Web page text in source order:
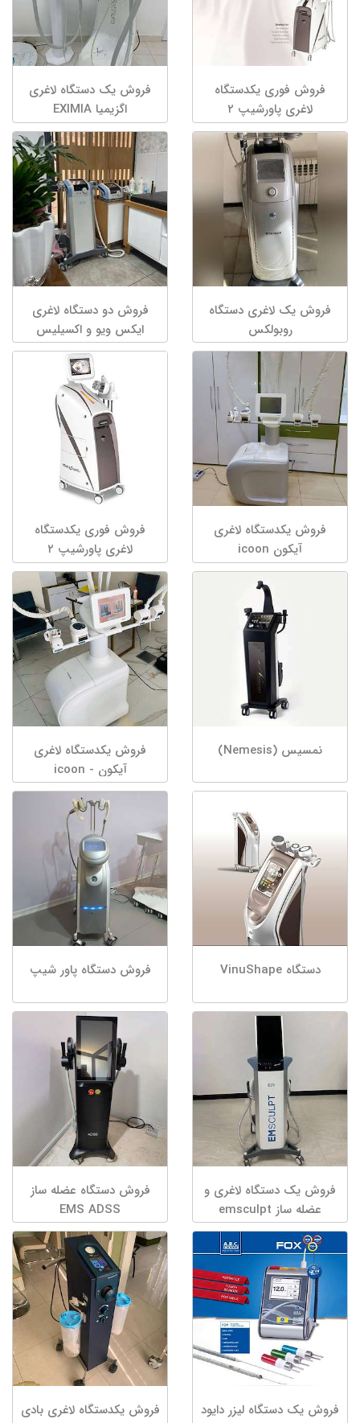
فروش فوری یکدستگاه
لاغری پاورشیپ ۲
فروش یک دستگاه لاغری
اگزیمیا EXIMIA
فروش یک لاغری دستگاه
روبولکس
فروش دو دستگاه لاغری
ایکس ویو و اکسیلیس
فروش یکدستگاه لاغری
آیکون icoon
فروش فوری یکدستگاه
لاغری پاورشیپ ۲
نمسیس (Nemesis)
فروش یکدستگاه لاغری
آیکون - icoon
دستگاه VinuShape فروش دستگاه پاور شیپ
فروش یک دستگاه لاغری و
عضله ساز emsculpt
(تکنولوژی جدید)
فروش دستگاه عضله ساز
EMS ADSS
فروش یک دستگاه لیزر دایود
فروش یکدستگاه لاغری بادی